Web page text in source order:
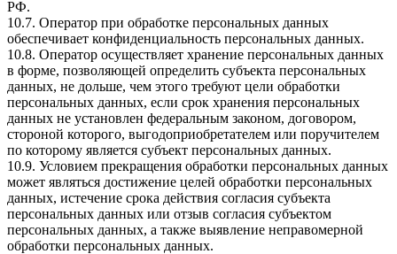
РФ.
10.7. Оператор при обработке персональных данных
обеспечивает конфиденциальность персональных данных.
10.8. Оператор осуществляет хранение персональных данных
в форме, позволяющей определить субъекта персональных
данных, не дольше, чем этого требуют цели обработки
персональных данных, если срок хранения персональных
данных не установлен федеральным законом, договором,
стороной которого, выгодоприобретателем или поручителем
по которому является субъект персональных данных.
10.9. Условием прекращения обработки персональных данных
может являться достижение целей обработки персональных
данных, истечение срока действия согласия субъекта
персональных данных или отзыв согласия субъектом
персональных данных, а также выявление неправомерной
обработки персональных данных.